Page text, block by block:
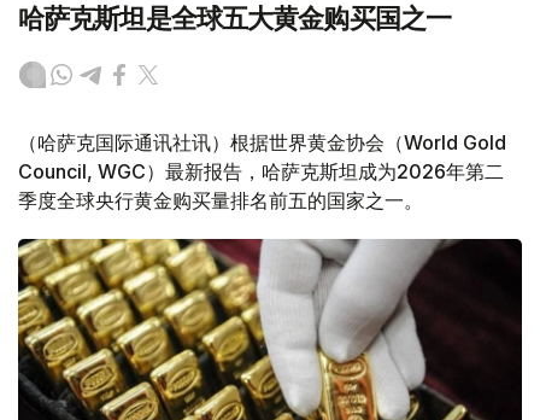
哈萨克斯坦是全球五大黄金购买国之一
（哈萨克国际通讯社讯）根据世界黄金协会（World Gold
Council, WGC）最新报告，哈萨克斯坦成为2026年第二
季度全球央行黄金购买量排名前五的国家之一。